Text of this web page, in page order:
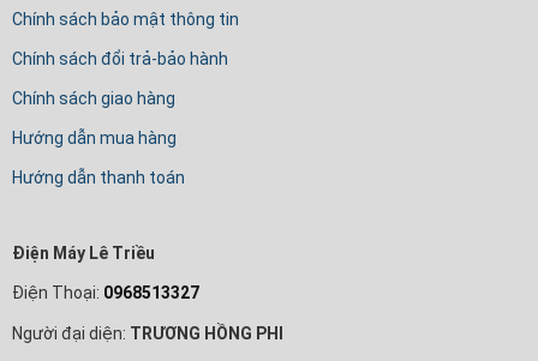
Chính sách bảo mật thông tin
Chính sách đổi trả-bảo hành
Chính sách giao hàng
Hướng dẫn mua hàng
Hướng dẫn thanh toán
Điện Máy Lê Triều
Điện Thoại: 0968513327
Người đại diện: TRƯƠNG HỒNG PHI